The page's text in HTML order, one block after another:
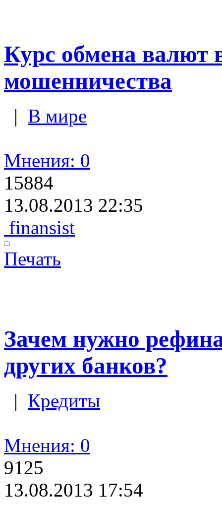
Курс обмена валют
мошенничества
| В мире
Мнения: 0
15884
13.08.2013 22:35
finansist
Печать
Зачем нужно
других банков?
| Кредиты
Мнения: 0
9125
13.08.2013 17:54